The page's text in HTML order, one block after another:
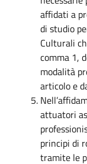
affidati a
di studio
Culturali
comma 1,
modalità
articolo e
attuatori
principi di
tramite le